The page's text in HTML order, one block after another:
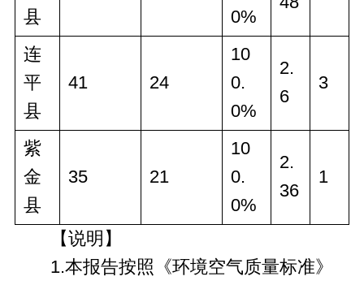
县 0%
连
平
县
41 24
10
0.
0%
2.
6
3
紫
金
县
35 21
10
0.
0%
2.
36
1
【说明】
1.本报告按照《环境空气质量标准》